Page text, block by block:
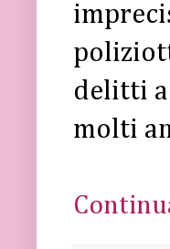
delitti
molti